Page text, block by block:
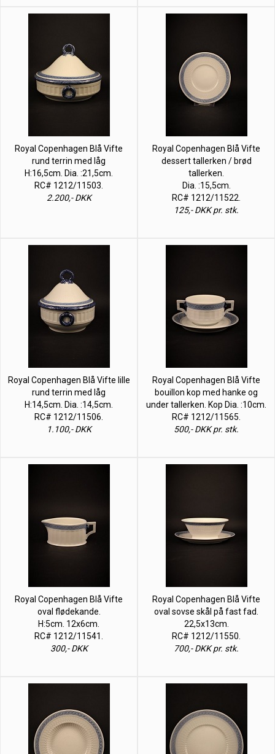
Royal Copenhagen Blå Vifte
rund terrin med låg
H:16,5cm. Dia. :21,5cm.
RC# 1212/11503.
2.200,- DKK
Royal Copenhagen Blå Vifte
dessert tallerken / brød
tallerken.
Dia. :15,5cm.
RC# 1212/11522.
125,- DKK pr. stk.
Royal Copenhagen Blå Vifte lille
rund terrin med låg
H:14,5cm. Dia. :14,5cm.
RC# 1212/11506.
1.100,- DKK
Royal Copenhagen Blå Vifte
bouillon kop med hanke og
under tallerken. Kop Dia. :10cm.
RC# 1212/11565.
500,- DKK pr. stk.
Royal Copenhagen Blå Vifte
oval flødekande.
H:5cm. 12x6cm.
RC# 1212/11541.
300,- DKK
Royal Copenhagen Blå Vifte
oval sovse skål på fast fad.
22,5x13cm.
RC# 1212/11550.
700,- DKK pr. stk.